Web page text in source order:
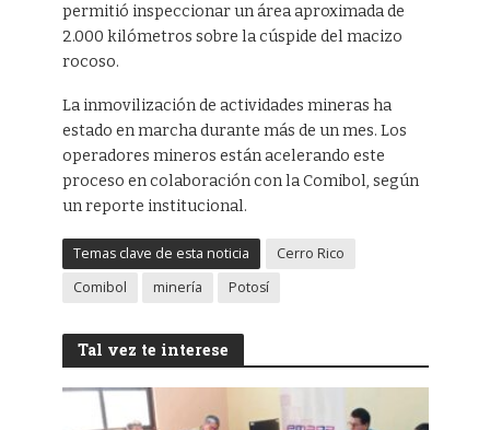
permitió inspeccionar un área aproximada de
2.000 kilómetros sobre la cúspide del macizo
rocoso.
La inmovilización de actividades mineras ha
estado en marcha durante más de un mes. Los
operadores mineros están acelerando este
proceso en colaboración con la Comibol, según
un reporte institucional.
Temas clave de esta noticia
Cerro Rico
Comibol
minería Potosí
Tal vez te interese